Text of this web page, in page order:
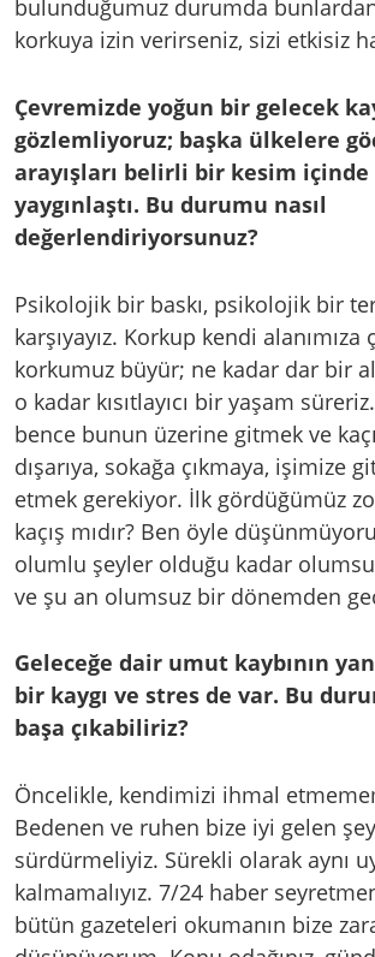
bulunduğumuz durumda
korkuya izin verirseniz, sizi etkisiz
Çevremizde yoğun bir gelecek
gözlemliyoruz; başka ülkelere
arayışları belirli bir kesim içinde
yaygınlaştı. Bu durumu nasıl
değerlendiriyorsunuz?
Psikolojik bir baskı, psikolojik bir
karşıyayız. Korkup kendi alanımıza
korkumuz büyür; ne kadar dar bir
o kadar kısıtlayıcı bir yaşam
bence bunun üzerine gitmek ve
dışarıya, sokağa çıkmaya, işimize
etmek gerekiyor. İlk gördüğümüz
kaçış mıdır? Ben öyle
olumlu şeyler olduğu kadar
ve şu an olumsuz bir dönemden
Geleceğe dair umut kaybının
bir kaygı ve stres de var. Bu
başa çıkabiliriz?
Öncelikle, kendimizi ihmal
Bedenen ve ruhen bize iyi gelen
sürdürmeliyiz. Sürekli olarak aynı
kalmamalıyız. 7/24 haber
bütün gazeteleri okumanın bize